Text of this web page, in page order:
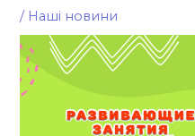
/ Наші новини